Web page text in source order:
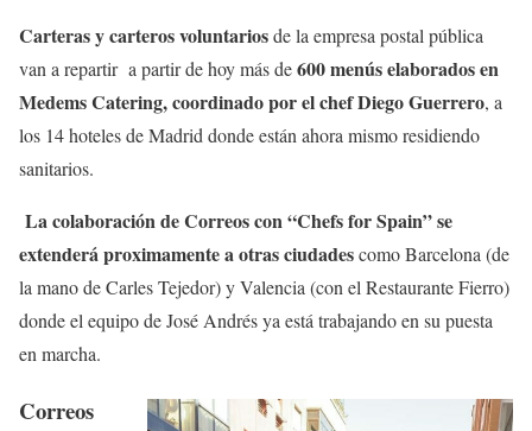
Carteras y carteros voluntariosde la empresa postal pública
van a repartir a partir de hoy más de600 menús elaborados en
Medems Catering, coordinado por el chef Diego Guerrero, a
los 14 hoteles de Madrid donde están ahora mismo residiendo
sanitarios.
La colaboración de Correos con “Chefs for Spain” se
extenderá proximamente a otras ciudadescomo Barcelona (de
la mano de Carles Tejedor) y Valencia (con el Restaurante Fierro)
donde el equipo de José Andrés ya está trabajando en su puesta
en marcha.
Correos